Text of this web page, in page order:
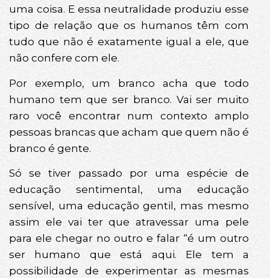
uma coisa. E essa neutralidade produziu esse
tipo de relação que os humanos têm com
tudo que não é exatamente igual a ele, que
não confere com ele.
Por exemplo, um branco acha que todo
humano tem que ser branco. Vai ser muito
raro você encontrar num contexto amplo
pessoas brancas que acham que quem não é
branco é gente.
Só se tiver passado por uma espécie de
educação sentimental, uma educação
sensível, uma educação gentil, mas mesmo
assim ele vai ter que atravessar uma pele
para ele chegar no outro e falar “é um outro
ser humano que está aqui. Ele tem a
possibilidade de experimentar as mesmas